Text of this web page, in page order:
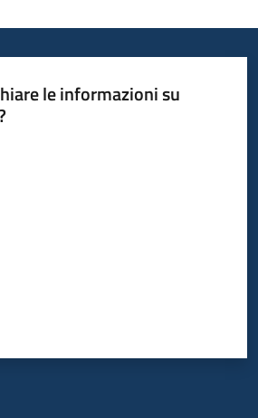
le informazioni su